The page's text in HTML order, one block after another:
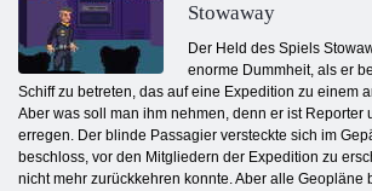
Stowaway
Der Held des Spiels
enorme Dummheit, als er
Schiff zu betreten, das auf eine Expedition zu einem
Aber was soll man ihm nehmen, denn er ist Reporter
erregen. Der blinde Passagier versteckte sich im
beschloss, vor den Mitgliedern der Expedition zu
nicht mehr zurückkehren konnte. Aber alle Geopläne